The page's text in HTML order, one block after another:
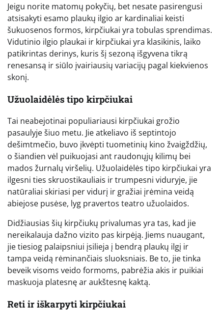
Jeigu norite matomų pokyčių, bet nesate pasirengusi
atsisakyti esamo plaukų ilgio ar kardinaliai keisti
šukuosenos formos, kirpčiukai yra tobulas sprendimas.
Vidutinio ilgio plaukai ir kirpčiukai yra klasikinis, laiko
patikrintas derinys, kuris šį sezoną išgyvena tikrą
renesansą ir siūlo įvairiausių variacijų pagal kiekvienos
skonį.
Užuolaidėlės tipo kirpčiukai
Tai neabejotinai populiariausi kirpčiukai grožio
pasaulyje šiuo metu. Jie atkeliavo iš septintojo
dešimtmečio, buvo įkvėpti tuometinių kino žvaigždžių,
o šiandien vėl puikuojasi ant raudonųjų kilimų bei
mados žurnalų viršelių. Užuolaidėlės tipo kirpčiukai yra
ilgesni ties skruostikauliais ir trumpesni viduryje, jie
natūraliai skiriasi per vidurį ir gražiai įrėmina veidą
abiejose pusėse, lyg pravertos teatro užuolaidos.
Didžiausias šių kirpčiukų privalumas yra tas, kad jie
nereikalauja dažno vizito pas kirpėją. Jiems nuaugant,
jie tiesiog palaipsniui įsilieja į bendrą plaukų ilgį ir
tampa veidą rėminančiais sluoksniais. Be to, jie tinka
beveik visoms veido formoms, pabrėžia akis ir puikiai
maskuoja platesnę ar aukštesnę kaktą.
Reti ir iškarpyti kirpčiukai